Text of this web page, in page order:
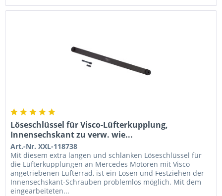
Löseschlüssel für Visco-Lüfterkupplung,
Innensechskant zu verw. wie...
Art.-Nr. XXL-118738
Mit diesem extra langen und schlanken Löseschlüssel für
die Lüfterkupplungen an Mercedes Motoren mit Visco
angetriebenen Lüfterrad, ist ein Lösen und Festziehen der
Innensechskant-Schrauben problemlos möglich. Mit dem
eingearbeiteten...